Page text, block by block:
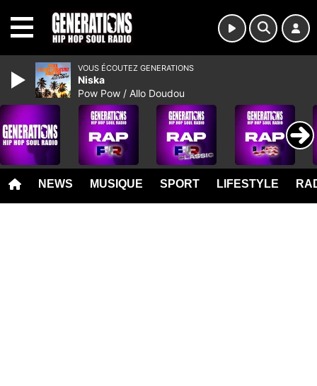
NEWS MUSIQUE SPORT LIFESTYLE
VOUS ÉCOUTEZ GENERATIONS
Niska
Pow Pow / Allo Doudou